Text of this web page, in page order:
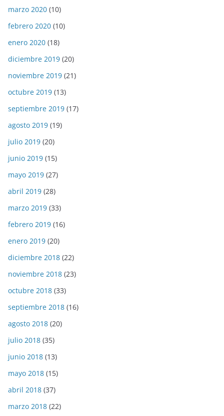
marzo 2020 (10)
febrero 2020 (10)
enero 2020 (18)
diciembre 2019 (20)
noviembre 2019 (21)
octubre 2019 (13)
septiembre 2019 (17)
agosto 2019 (19)
julio 2019 (20)
junio 2019 (15)
mayo 2019 (27)
abril 2019 (28)
marzo 2019 (33)
febrero 2019 (16)
enero 2019 (20)
diciembre 2018 (22)
noviembre 2018 (23)
octubre 2018 (33)
septiembre 2018 (16)
agosto 2018 (20)
julio 2018 (35)
junio 2018 (13)
mayo 2018 (15)
abril 2018 (37)
marzo 2018 (22)